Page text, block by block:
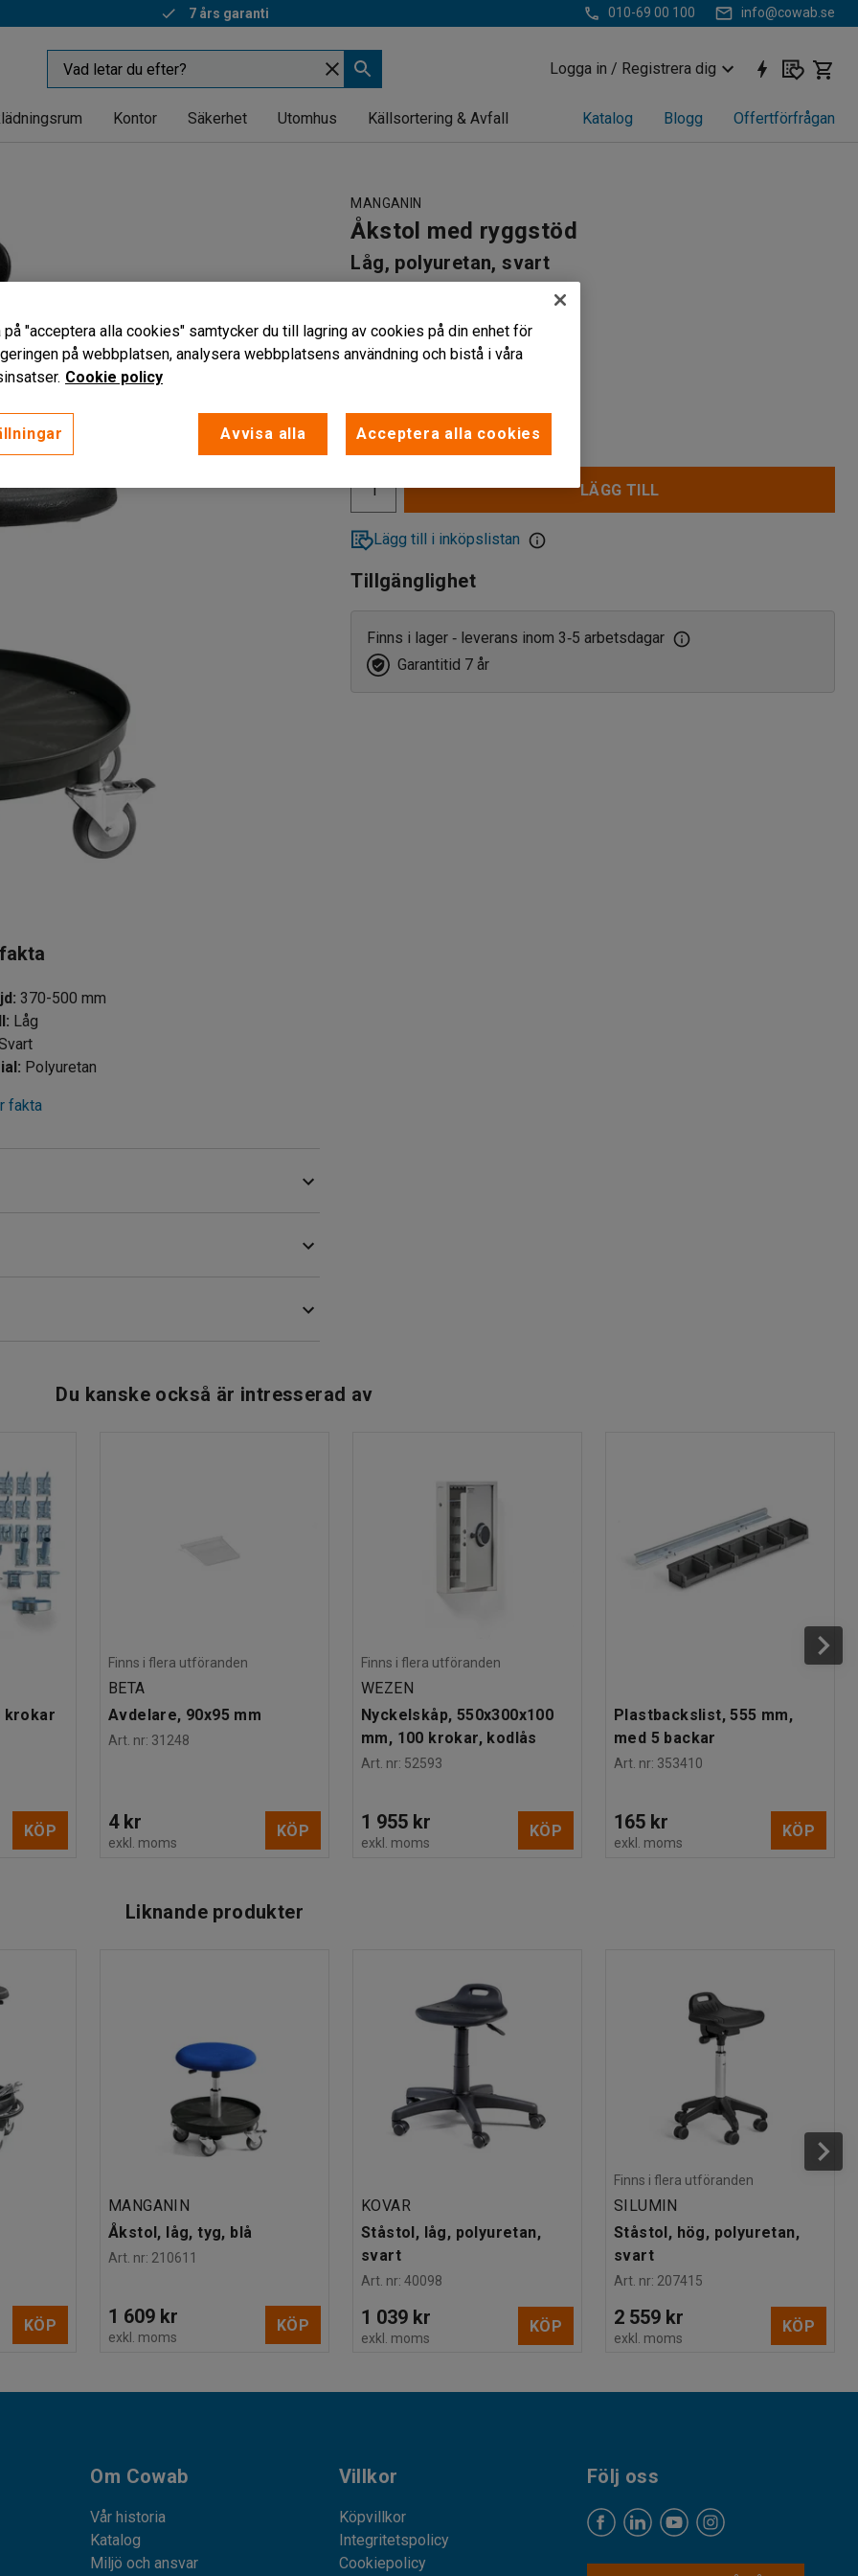
7 års garanti 010-69 00 100 info@cowab.se
Logga in / Registrera dig
Kontor Säkerhet Utomhus Källsortering & Avfall Katalog Blogg Offertförfrågan
: 370-500 mm
: Låg
: Polyuretan
fakta
sitter du bekvämt och slipper jobba i
mellan 370–500 mm. Den har ett bekvämt
har bromsar som säkerställer att pallen
med fler plastlådor.
MANGANIN
Åkstol med ryggstöd
Låg, polyuretan, svart
Justerbar sitshöjd
Bromsförsedda länkhjul
1 609 kr
exkl. moms
LÄGG TILL
Lägg till i inköpslistan
Tillgänglighet
Finns i lager‑ leverans inom 3‑5 arbetsdagar
Garantitid 7 år
Du kanske också är intresserad av
krokar
KÖP
Finns i flera utföranden
BETA
Avdelare, 90x95 mm
Art. nr: 31248
4 kr
exkl. moms
KÖP
Finns i flera utföranden
WEZEN
Nyckelskåp, 550x300x100
mm, 100 krokar, kodlås
Art. nr: 52593
1 955 kr
exkl. moms
KÖP
Plastbackslist, 555 mm,
med 5 backar
Art. nr: 353410
165 kr
exkl. moms
KÖP
Liknande produkter
KÖP
MANGANIN
Åkstol, låg, tyg, blå
Art. nr: 210611
1 609 kr
exkl. moms
KÖP
KOVAR
Ståstol, låg, polyuretan,
svart
Art. nr: 40098
1 039 kr
exkl. moms
KÖP
Finns i flera utföranden
SILUMIN
Ståstol, hög, polyuretan,
svart
Art. nr: 207415
2 559 kr
exkl. moms
KÖP
Om Cowab
Vår historia
Katalog
Miljö och ansvar
Villkor
Köpvillkor
Integritetspolicy
Cookiepolicy
Följ oss
på "acceptera alla cookies" samtycker du till lagring av cookies på din enhet för
på webbplatsen, analysera webbplatsens användning och bistå i våra
Cookie policy
Avvisa alla Acceptera alla cookies